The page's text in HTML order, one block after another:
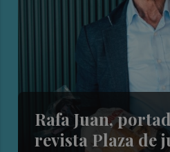
Rafa Juan,
revista Plaza de